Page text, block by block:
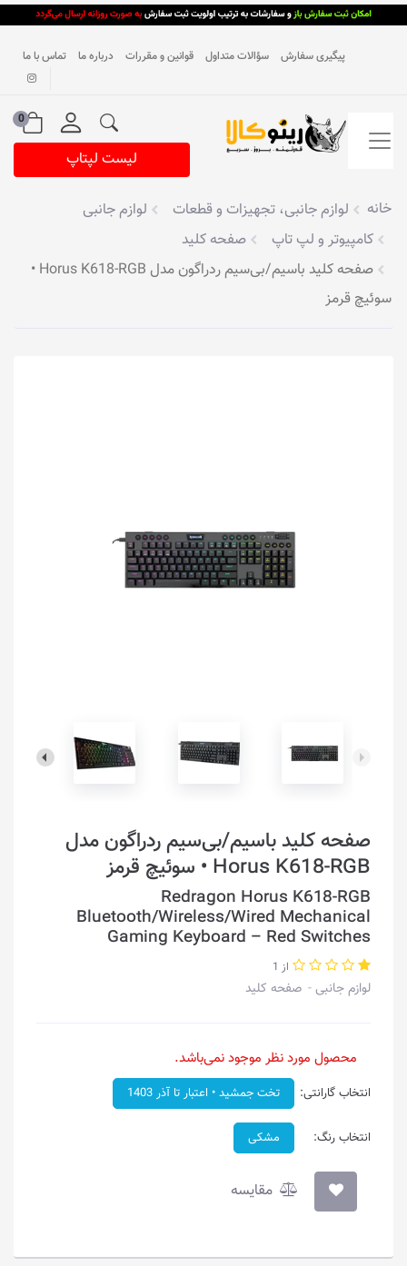
پیگیری سفارش سؤالات متداول قوانین و مقررات درباره ما تماس با ما
0
لیست لپتاپ
خانه لوازم جانبی، تجهیزات و قطعات
لوازم جانبی
کامپیوتر و لپ تاپ
صفحه کلید
صفحه کلید باسیم/بی‌سیم ردراگون مدل Horus K618-RGB •
سوئیچ قرمز
صفحه کلید باسیم/بی‌سیم ردراگون مدل
Horus K618-RGB • سوئیچ قرمز
Redragon Horus K618-RGB
Bluetooth/Wireless/Wired Mechanical
Gaming Keyboard – Red Switches
از 1
لوازم جانبی صفحه کلید
محصول مورد نظر موجود نمی‌باشد.
انتخاب گارانتی: تخت جمشید • اعتبار تا آذر 1403
انتخاب رنگ: مشکی
مقایسه